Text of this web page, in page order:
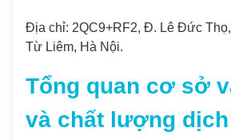
Địa chỉ: 2QC9+RF2, Đ. Lê Đức
Từ Liêm, Hà Nội.
Tổng quan cơ sở
và chất lượng